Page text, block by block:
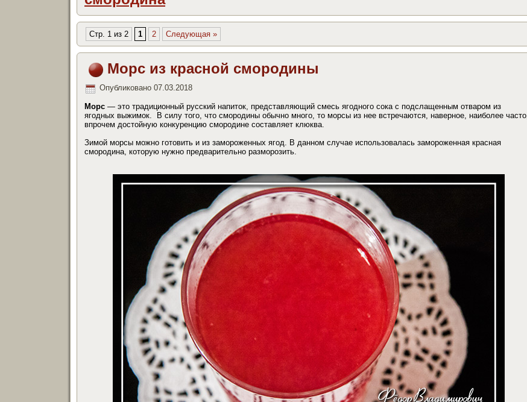
Стр. 1 из 2 1 2 Следующая »
Морс из красной смородины
Опубликовано 07.03.2018
Морс — это традиционный русский напиток, представляющий смесь ягодного сока с подслащенным отваром из
ягодных выжимок. В силу того, что смородины обычно много, то морсы из нее встречаются, наверное, наиболее часто,
впрочем достойную конкуренцию смородине составляет клюква.
Зимой морсы можно готовить и из замороженных ягод. В данном случае использовалась замороженная красная
смородина, которую нужно предварительно разморозить.